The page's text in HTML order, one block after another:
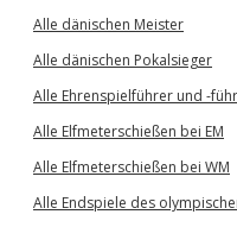
Alle dänischen Meister
Alle dänischen Pokalsieger
Alle Ehrenspielführer und -
Alle Elfmeterschießen bei EM
Alle Elfmeterschießen bei WM
Alle Endspiele des